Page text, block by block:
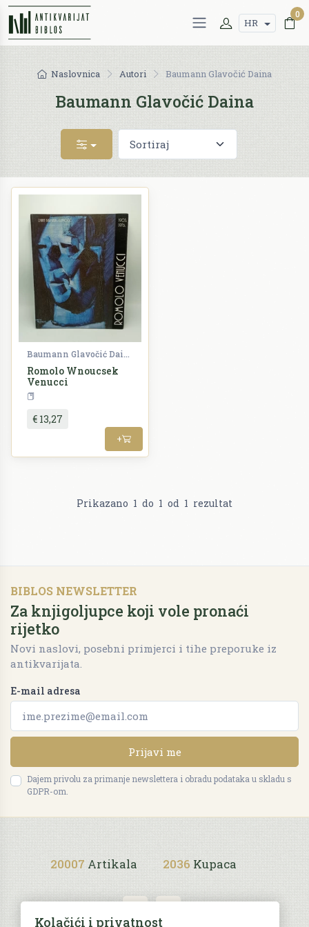
HR
0
Naslovnica Autori Baumann Glavočić Daina
Baumann Glavočić Daina
Baumann Glavočić Daina
Romolo Wnoucsek
Venucci
€ 13,27
+
Prikazano 1 do 1 od 1 rezultat
BIBLOS NEWSLETTER
Za knjigoljupce koji vole pronaći
rijetko
Novi naslovi, posebni primjerci i tihe preporuke iz
antikvarijata.
E-mail adresa
Prijavi me
Dajem privolu za primanje newslettera i obradu podataka u skladu s
GDPR-om.
20007 Artikala 2036 Kupaca
Kolačići i privatnost